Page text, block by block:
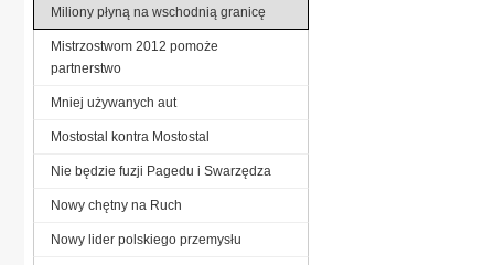
Miliony płyną na wschodnią granicę
Mistrzostwom 2012 pomoże
partnerstwo
Mniej używanych aut
Mostostal kontra Mostostal
Nie będzie fuzji Pagedu i Swarzędza
Nowy chętny na Ruch
Nowy lider polskiego przemysłu